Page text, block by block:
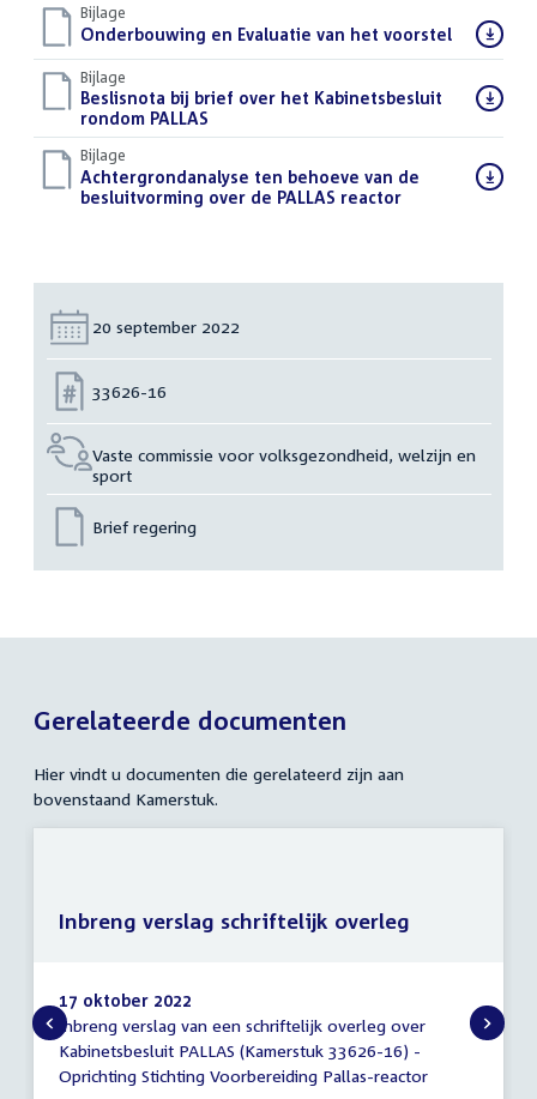
Bijlage
Download
bestand:
Onderbouwing en Evaluatie van het voorstel(PDF)
Bijlage
Download
bestand:
Beslisnota bij brief over het Kabinetsbesluit
rondom PALLAS
Bijlage
Download
bestand:
Achtergrondanalyse ten behoeve van de
besluitvorming over de PALLAS reactor(PDF)
Datum:
20 september 2022
Nummer:
33626-16
Vaste commissie voor volksgezondheid, welzijn en
sport
Brief regering
Gerelateerde documenten
Hier vindt u documenten die gerelateerd zijn aan
bovenstaand Kamerstuk.
Inbreng
verslag
schriftelijk
17 oktober 2022
Inbreng verslag van een schriftelijk overleg over
Kabinetsbesluit PALLAS (Kamerstuk 33626-16) -
Oprichting Stichting Voorbereiding Pallas-reactor
Inbreng verslag schriftelijk overleg